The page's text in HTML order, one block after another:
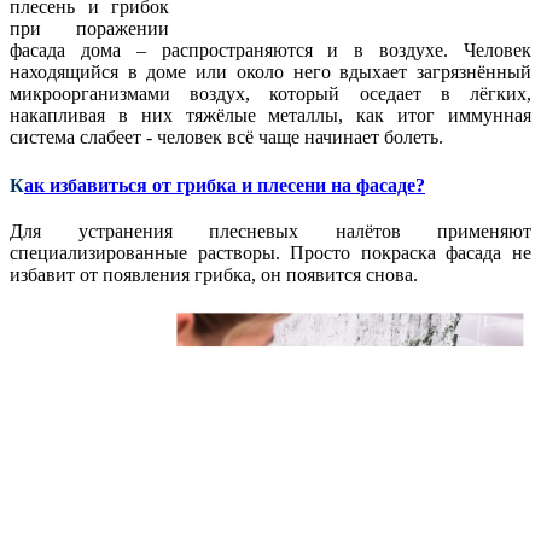
плесень и грибок
при поражении
фасада дома – распространяются и в воздухе. Человек
находящийся в доме или около него вдыхает загрязнённый
микроорганизмами воздух, который оседает в лёгких,
накапливая в них тяжёлые металлы, как итог иммунная
система слабеет - человек всё чаще начинает болеть.
Как избавиться от грибка и плесени на фасаде?
Для устранения плесневых налётов применяют
специализированные растворы. Просто покраска фасада не
избавит от появления грибка, он появится снова.